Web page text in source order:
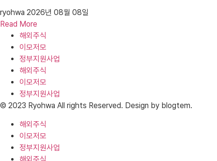
ryohwa 2026년 08월 08일
Read More
해외주식
이모저모
정부지원사업
해외주식
이모저모
정부지원사업
© 2023 Ryohwa All rights Reserved. Design by blogtem.
해외주식
이모저모
정부지원사업
해외주식